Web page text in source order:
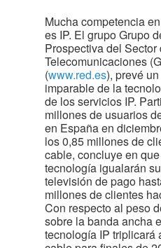
Mucha competencia
es IP. El grupo Grupo
Prospectiva del Sector
Telecomunicaciones
(www.red.es), prevé
imparable de la
de los servicios IP.
millones de usuarios
en España en
los 0,85 millones de
cable, concluye en
tecnología igualarán
televisión de pago
millones de clientes
Con respecto al peso
sobre la banda ancha
tecnología IP triplicará